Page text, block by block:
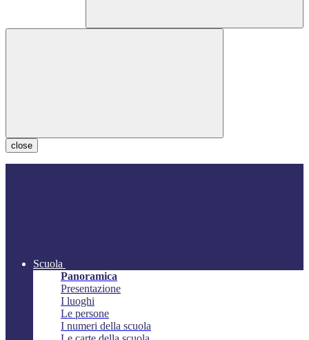
close
Scuola
Panoramica
Presentazione
I luoghi
Le persone
I numeri della scuola